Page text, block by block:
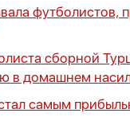
футболистов,
сборной
в домашнем
самым